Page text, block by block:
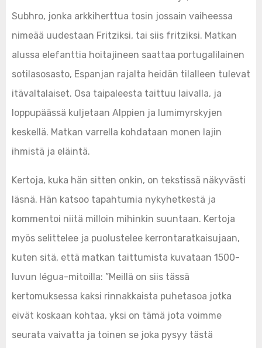
Subhro, jonka arkkiherttua tosin jossain vaiheessa
nimeää uudestaan Fritziksi, tai siis fritziksi. Matkan
alussa elefanttia hoitajineen saattaa portugalilainen
sotilasosasto, Espanjan rajalta heidän tilalleen tulevat
itävaltalaiset. Osa taipaleesta taittuu laivalla, ja
loppupäässä kuljetaan Alppien ja lumimyrskyjen
keskellä. Matkan varrella kohdataan monen lajin
ihmistä ja eläintä.
Kertoja, kuka hän sitten onkin, on tekstissä näkyvästi
läsnä. Hän katsoo tapahtumia nykyhetkestä ja
kommentoi niitä milloin mihinkin suuntaan. Kertoja
myös selittelee ja puolustelee kerrontaratkaisujaan,
kuten sitä, että matkan taittumista kuvataan 1500-
luvun légua-mitoilla: ”Meillä on siis tässä
kertomuksessa kaksi rinnakkaista puhetasoa jotka
eivät koskaan kohtaa, yksi on tämä jota voimme
seurata vaivatta ja toinen se joka pysyy tästä